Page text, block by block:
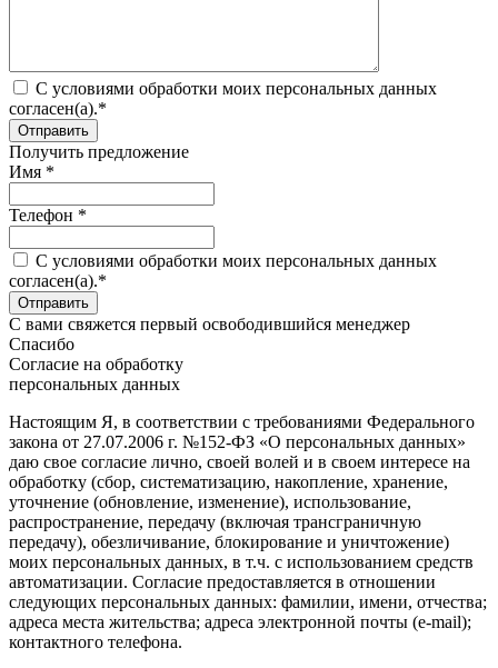
C условиями обработки моих персональных данных
согласен(а).*
Получить предложение
Имя *
Телефон *
C условиями обработки моих персональных данных
согласен(а).*
С вами свяжется первый освободившийся менеджер
Спасибо
Согласие на обработку
персональных данных
Настоящим Я, в соответствии с требованиями Федерального
закона от 27.07.2006 г. №152-ФЗ «О персональных данных»
даю свое согласие лично, своей волей и в своем интересе на
обработку (сбор, систематизацию, накопление, хранение,
уточнение (обновление, изменение), использование,
распространение, передачу (включая трансграничную
передачу), обезличивание, блокирование и уничтожение)
моих персональных данных, в т.ч. с использованием средств
автоматизации. Согласие предоставляется в отношении
следующих персональных данных: фамилии, имени, отчества;
адреса места жительства; адреса электронной почты (e-mail);
контактного телефона.